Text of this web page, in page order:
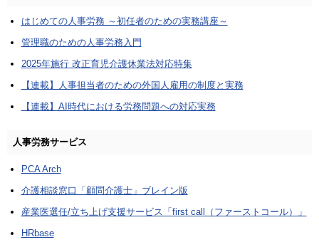
はじめての人事労務 ～初任者のための実務講座～
管理職のための人事労務入門
2025年施行 改正育児介護休業法対応特集
【連載】人事担当者のための外国人雇用の制度と実務
【連載】AI時代における労務問題への対応実務
人事労務サービス
PCA Arch
介護相談窓口「顧問介護士」ブレイン版
産業医選任/立ち上げ支援サービス「first call（ファーストコール）」
HRbase